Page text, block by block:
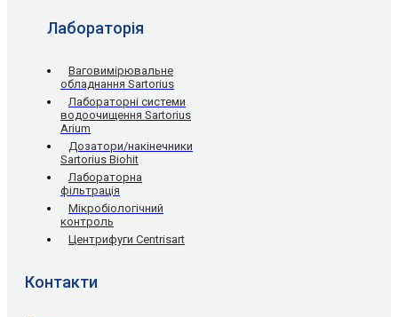
Лабораторія
Ваговимірювальне
обладнання Sartorius
Лабораторні системи
водоочищення Sartorius
Arium
Дозатори/накінечники
Sartorius Biohit
Лабораторна
фільтрація
Мікробіологічний
контроль
Центрифуги Centrisart
Контакти